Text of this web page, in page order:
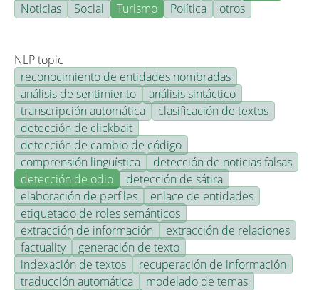
Noticias
Social Turismo Política otros
NLP topic
reconocimiento de entidades nombradas
análisis de sentimiento
análisis sintáctico
transcripción automática
clasificación de textos
detección de clickbait
detección de cambio de código
comprensión lingüística
detección de noticias falsas
detección de odio
detección de sátira
elaboración de perfiles
enlace de entidades
etiquetado de roles semánticos
extracción de información
extracción de relaciones
factuality
generación de texto
indexación de textos
recuperación de información
traducción automática
modelado de temas